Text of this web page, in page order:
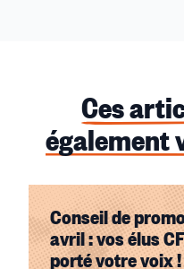
Ces
également
Conseil de
avril : vos élus
porté votre voix !